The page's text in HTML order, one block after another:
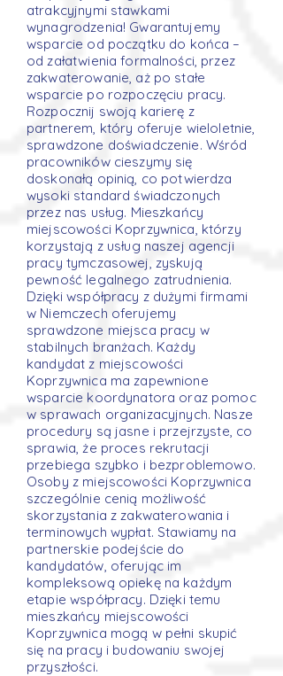
atrakcyjnymi stawkami
wynagrodzenia! Gwarantujemy
wsparcie od początku do końca –
od załatwienia formalności, przez
zakwaterowanie, aż po stałe
wsparcie po rozpoczęciu pracy.
Rozpocznij swoją karierę z
partnerem, który oferuje wieloletnie,
sprawdzone doświadczenie. Wśród
pracowników cieszymy się
doskonałą opinią, co potwierdza
wysoki standard świadczonych
przez nas usług. Mieszkańcy
miejscowości Koprzywnica, którzy
korzystają z usług naszej agencji
pracy tymczasowej, zyskują
pewność legalnego zatrudnienia.
Dzięki współpracy z dużymi firmami
w Niemczech oferujemy
sprawdzone miejsca pracy w
stabilnych branżach. Każdy
kandydat z miejscowości
Koprzywnica ma zapewnione
wsparcie koordynatora oraz pomoc
w sprawach organizacyjnych. Nasze
procedury są jasne i przejrzyste, co
sprawia, że proces rekrutacji
przebiega szybko i bezproblemowo.
Osoby z miejscowości Koprzywnica
szczególnie cenią możliwość
skorzystania z zakwaterowania i
terminowych wypłat. Stawiamy na
partnerskie podejście do
kandydatów, oferując im
kompleksową opiekę na każdym
etapie współpracy. Dzięki temu
mieszkańcy miejscowości
Koprzywnica mogą w pełni skupić
się na pracy i budowaniu swojej
przyszłości.